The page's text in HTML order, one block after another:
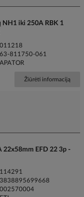
NH1 iki 250A RBK 1
011218
63-811750-061
APATOR
Žiūrėti informaciją
22x58mm EFD 22 3p -
114291
3838895699668
002570004